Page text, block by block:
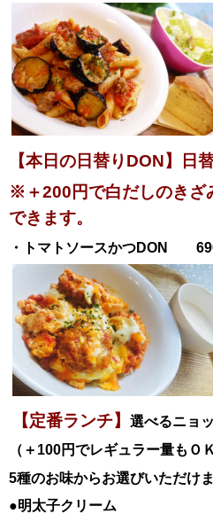
【本日の日替りDON】日
※＋200円で白だしのきざ
できます。
・トマトソースかつDON
【定番ランチ】
選べるニョ
（＋100円でレギュラー量もＯ
5種のお味からお選びいただけ
●明太子クリーム